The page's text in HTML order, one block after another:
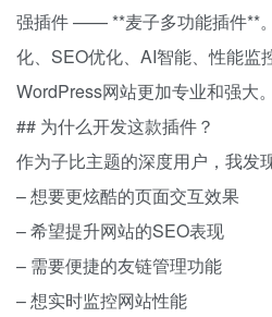
强插件 —— **麦子多功能插件**
化、SEO优化、AI智能、性能监
WordPress网站更加专业和强大。
## 为什么开发这款插件？
作为子比主题的深度用户，我发
– 想要更炫酷的页面交互效果
– 希望提升网站的SEO表现
– 需要便捷的友链管理功能
– 想实时监控网站性能